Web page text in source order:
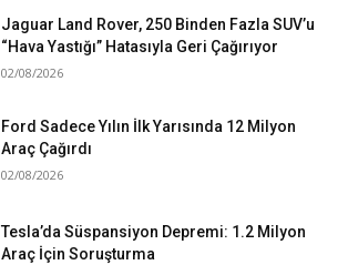
Jaguar Land Rover, 250 Binden Fazla SUV’u
“Hava Yastığı” Hatasıyla Geri Çağırıyor
02/08/2026
Ford Sadece Yılın İlk Yarısında 12 Milyon
Araç Çağırdı
02/08/2026
Tesla’da Süspansiyon Depremi: 1.2 Milyon
Araç İçin Soruşturma